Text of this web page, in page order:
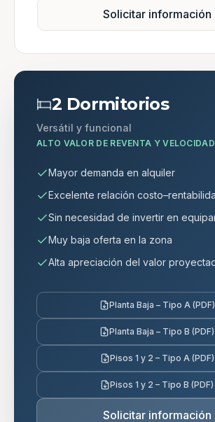
Solicitar información
2 Dormitorios
Versátil y funcional
ALTO VALOR DE REVENTA Y VELOCIDAD
Mayor demanda en alquiler
Excelente relación
Sin necesidad de invertir en
Muy baja oferta en la zona
Alta apreciación del valor
Planta Baja – Tipo A (PDF)
Planta Baja – Tipo B (PDF)
Pisos 1 y 2 – Tipo A (PDF)
Pisos 1 y 2 – Tipo B (PDF)
Solicitar información